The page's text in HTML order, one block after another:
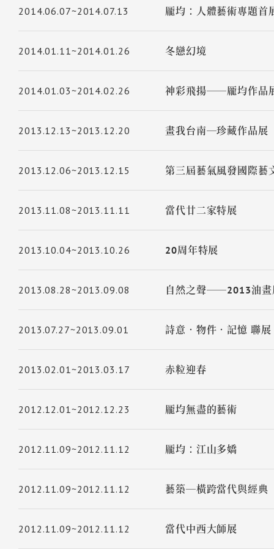
2014.06.07~2014.07.13 龎均：人體藝術專題首
2014.01.11~2014.01.26 冬戀幻境
2014.01.03~2014.02.26 神彩飛揚──龎均作品
2013.12.13~2013.12.20 畫我台南─珍藏作品展
2013.12.06~2013.12.15 第三屆藝氣風發國際藝
2013.11.08~2013.11.11 當代廿二家特展
2013.10.04~2013.10.26 20周年特展
2013.08.28~2013.09.08 自然之聲──2013油畫
2013.07.27~2013.09.01 詩意．物件．記憶 聯展
2013.02.01~2013.03.17 赤粒迎春
2012.12.01~2012.12.23 龎均無盡的藝術
2012.11.09~2012.11.12 龎均：江山多嬌
2012.11.09~2012.11.12 藝築─橫跨當代與經典
2012.11.09~2012.11.12 當代中西大師展